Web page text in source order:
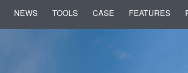
NEWS TOOLS CASE FEATURES